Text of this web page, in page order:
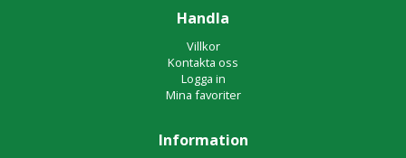
Handla
Villkor
Kontakta oss
Logga in
Mina favoriter
Information